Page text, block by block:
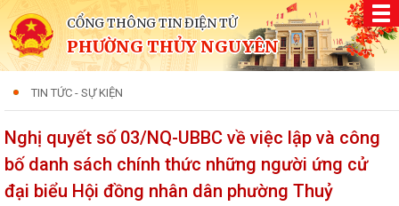
CỔNG THÔNG TIN ĐIỆN TỬ
PHƯỜNG THỦY NGUYÊN
TIN TỨC - SỰ KIỆN
Nghị quyết số 03/NQ-UBBC về việc lập và công
bố danh sách chính thức những người ứng cử
đại biểu Hội đồng nhân dân phường Thuỷ